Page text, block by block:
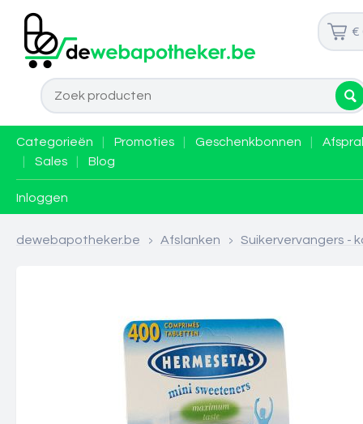
€
Categorieën Promoties Geschenkbonnen
Sales Blog
Inloggen
dewebapotheker.be > Afslanken > Suikervervangers -